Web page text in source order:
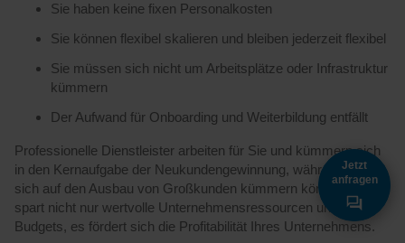
Sie haben keine fixen Personalkosten
Sie können flexibel skalieren und bleiben jederzeit flexibel
Sie müssen sich nicht um Arbeitsplätze oder Infrastruktur
kümmern
Der Aufwand für Onboarding und Weiterbildung entfällt
Professionelle Dienstleister arbeiten für Sie und kümmern sich
in den Kernaufgabe der Neukundengewinnung, während Sie
sich auf den Ausbau von Großkunden kümmern können. Das
spart nicht nur wertvolle Unternehmensressourcen und
Budgets, es fördert sich die Profitabilität Ihres Unternehmens.
Jetzt
anfragen